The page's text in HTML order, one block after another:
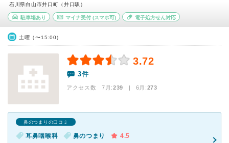
石川県白山市井口町（井口駅）
駐車場あり マイナ受付(スマホ可) 電子処方せん対応
土曜（〜15:00）
3.72
3件
アクセス数 7月:239 | 6月:273
鼻のつまりの口コミ
耳鼻咽喉科 鼻のつまり
4.5